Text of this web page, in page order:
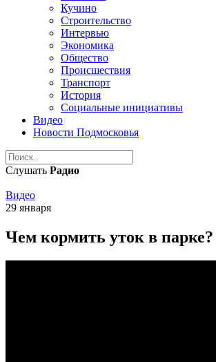
Кучино
Строительство
Интервью
Экономика
Общество
Происшествия
Транспорт
История
Социальные инициативы
Видео
Новости Подмосковья
Слушать Радио
Видео
29 января
Чем кормить уток в парке?